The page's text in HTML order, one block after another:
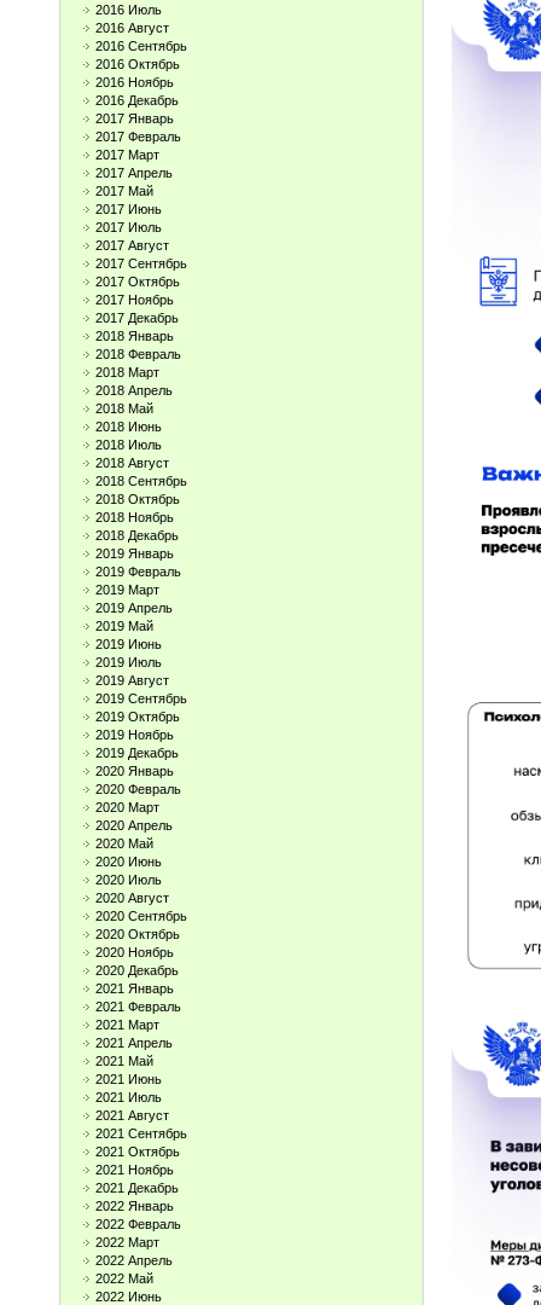
2016 Июль
2016 Август
2016 Сентябрь
2016 Октябрь
2016 Ноябрь
2016 Декабрь
2017 Январь
2017 Февраль
2017 Март
2017 Апрель
2017 Май
2017 Июнь
2017 Июль
2017 Август
2017 Сентябрь
2017 Октябрь
2017 Ноябрь
2017 Декабрь
2018 Январь
2018 Февраль
2018 Март
2018 Апрель
2018 Май
2018 Июнь
2018 Июль
2018 Август
2018 Сентябрь
2018 Октябрь
2018 Ноябрь
2018 Декабрь
2019 Январь
2019 Февраль
2019 Март
2019 Апрель
2019 Май
2019 Июнь
2019 Июль
2019 Август
2019 Сентябрь
2019 Октябрь
2019 Ноябрь
2019 Декабрь
2020 Январь
2020 Февраль
2020 Март
2020 Апрель
2020 Май
2020 Июнь
2020 Июль
2020 Август
2020 Сентябрь
2020 Октябрь
2020 Ноябрь
2020 Декабрь
2021 Январь
2021 Февраль
2021 Март
2021 Апрель
2021 Май
2021 Июнь
2021 Июль
2021 Август
2021 Сентябрь
2021 Октябрь
2021 Ноябрь
2021 Декабрь
2022 Январь
2022 Февраль
2022 Март
2022 Апрель
2022 Май
2022 Июнь